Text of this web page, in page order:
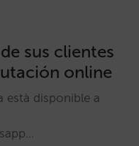
sus clientes
online
està disponible a